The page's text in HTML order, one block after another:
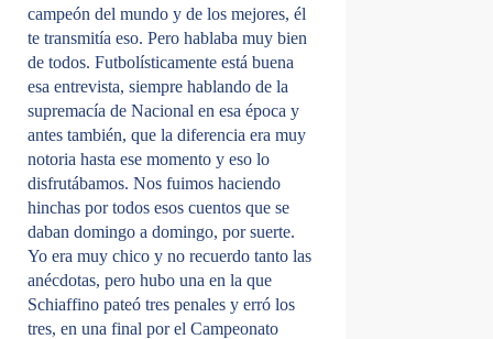
campeón del mundo y de los mejores, él
te transmitía eso. Pero hablaba muy bien
de todos. Futbolísticamente está buena
esa entrevista, siempre hablando de la
supremacía de Nacional en esa época y
antes también, que la diferencia era muy
notoria hasta ese momento y eso lo
disfrutábamos. Nos fuimos haciendo
hinchas por todos esos cuentos que se
daban domingo a domingo, por suerte.
Yo era muy chico y no recuerdo tanto las
anécdotas, pero hubo una en la que
Schiaffino pateó tres penales y erró los
tres, en una final por el Campeonato